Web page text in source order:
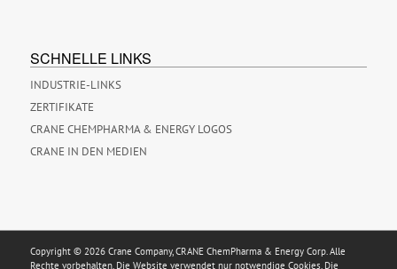
SCHNELLE LINKS
INDUSTRIE-LINKS
ZERTIFIKATE
CRANE CHEMPHARMA & ENERGY LOGOS
CRANE IN DEN MEDIEN
Copyright © 2026 Crane Company, CRANE ChemPharma & Energy Corp. Alle
Rechte vorbehalten. Die Website verwendet nur notwendige Cookies. Die